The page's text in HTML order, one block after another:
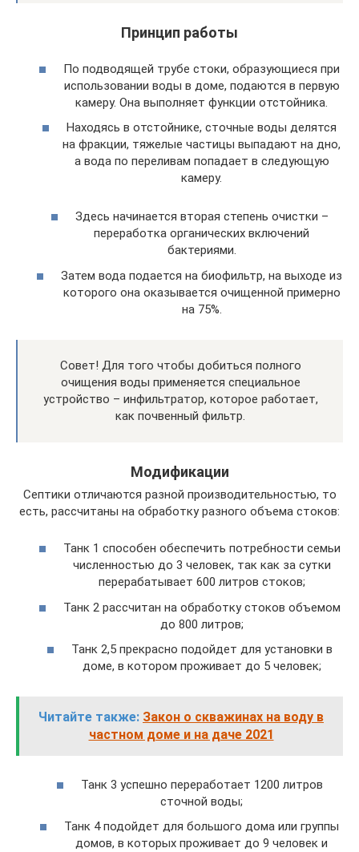
Принцип работы
По подводящей трубе стоки, образующиеся при
использовании воды в доме, подаются в первую
камеру. Она выполняет функции отстойника.
Находясь в отстойнике, сточные воды делятся
на фракции, тяжелые частицы выпадают на дно,
а вода по переливам попадает в следующую
камеру.
Здесь начинается вторая степень очистки –
переработка органических включений
бактериями.
Затем вода подается на биофильтр, на выходе из
которого она оказывается очищенной примерно
на 75%.
Совет! Для того чтобы добиться полного
очищения воды применяется специальное
устройство – инфильтратор, которое работает,
как почвенный фильтр.
Модификации
Септики отличаются разной производительностью, то
есть, рассчитаны на обработку разного объема стоков:
Танк 1 способен обеспечить потребности семьи
численностью до 3 человек, так как за сутки
перерабатывает 600 литров стоков;
Танк 2 рассчитан на обработку стоков объемом
до 800 литров;
Танк 2,5 прекрасно подойдет для установки в
доме, в котором проживает до 5 человек;
Читайте также: Закон о скважинах на воду в
частном доме и на даче 2021
Танк 3 успешно переработает 1200 литров
сточной воды;
Танк 4 подойдет для большого дома или группы
домов, в которых проживает до 9 человек и